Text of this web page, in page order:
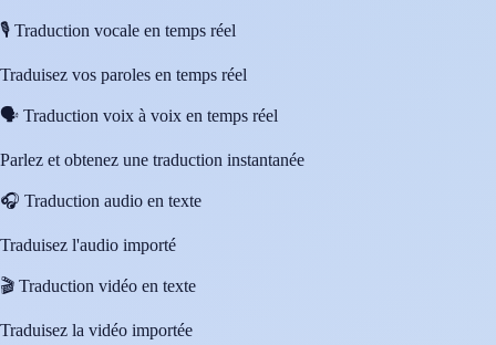
🎙️ Traduction vocale en temps réel
Traduisez vos paroles en temps réel
🗣️ Traduction voix à voix en temps réel
Parlez et obtenez une traduction instantanée
🎧 Traduction audio en texte
Traduisez l'audio importé
🎬 Traduction vidéo en texte
Traduisez la vidéo importée